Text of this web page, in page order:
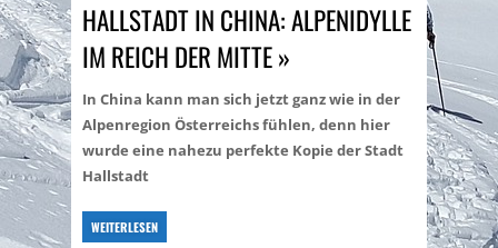
HALLSTADT IN CHINA: ALPENIDYLLE
IM REICH DER MITTE »
In China kann man sich jetzt ganz wie in der
Alpenregion Österreichs fühlen, denn hier
wurde eine nahezu perfekte Kopie der Stadt
Hallstadt
WEITERLESEN